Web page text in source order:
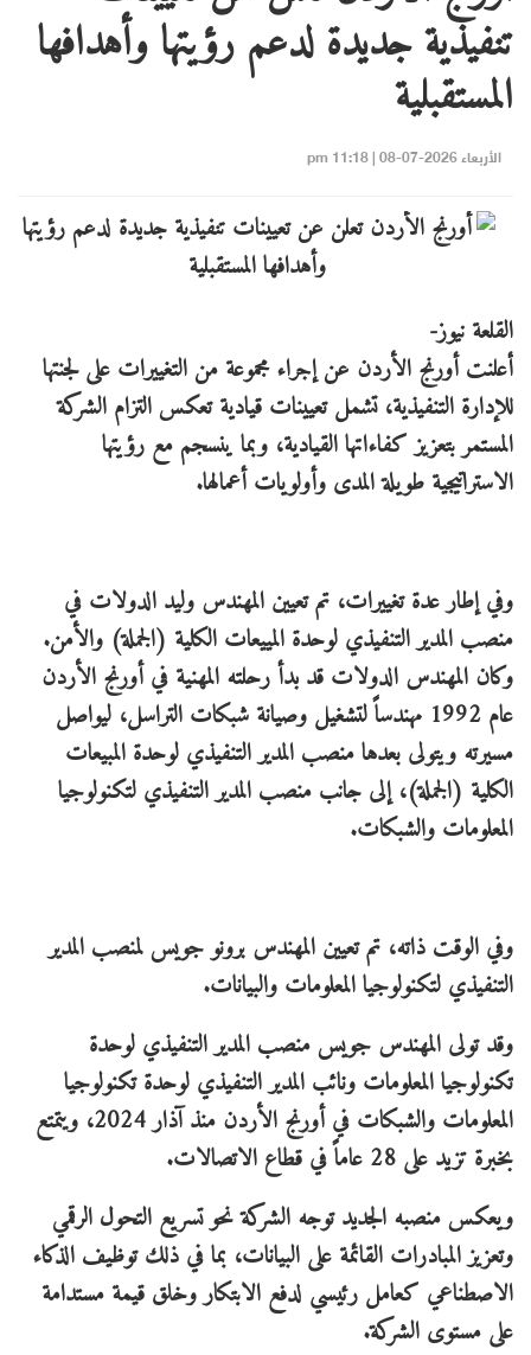
تنفيذية جديدة لدعم رؤيتها وأهدافها
المستقبلية
الأربعاء 2026-07-08 | 11:18 pm
القلعة نيوز-
أعلنت أورنج الأردن عن إجراء مجموعة من التغييرات على لجنتها
للإدارة التنفيذية، تشمل تعيينات قيادية تعكس التزام الشركة
المستمر بتعزيز كفاءاتها القيادية، وبما ينسجم مع رؤيتها
الاستراتيجية طويلة المدى وأولويات أعمالها.
وفي إطار عدة تغييرات، تم تعيين المهندس وليد الدولات في
منصب المدير التنفيذي لوحدة المييعات الكلية (الجملة) والأمن.
وكان المهندس الدولات قد بدأ رحلته المهنية في أورنج الأردن
عام 1992 مهندساً لتشغيل وصيانة شبكات التراسل، ليواصل
مسيرته ويتولى بعدها منصب المدير التنفيذي لوحدة المبيعات
الكلية (الجملة)، إلى جانب منصب المدير التنفيذي لتكنولوجيا
المعلومات والشبكات.
وفي الوقت ذاته، تم تعيين المهندس برونو جويس لمنصب المدير
التنفيذي لتكنولوجيا المعلومات والبيانات.
وقد تولى المهندس جويس منصب المدير التنفيذي لوحدة
تكنولوجيا المعلومات ونائب المدير التنفيذي لوحدة تكنولوجيا
المعلومات والشبكات في أورنج الأردن منذ آذار 2024، ويتمتع
بخبرة تزيد على 28 عاماً في قطاع الاتصالات.
ويعكس منصبه الجديد توجه الشركة نحو تسريع التحول الرقمي
وتعزيز المبادرات القائمة على البيانات، بما في ذلك توظيف الذكاء
الاصطناعي كعامل رئيسي لدفع الابتكار وخلق قيمة مستدامة
على مستوى الشركة.